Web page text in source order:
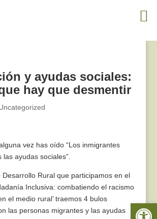
y ayudas sociales:
hay que desmentir
vez has oído “Los inmigrantes
ayudas sociales”.
Desarrollo Rural que participamos en el
Inclusiva: combatiendo el racismo
el medio rural’ traemos 4 bulos
las personas migrantes y las ayudas
Abrir